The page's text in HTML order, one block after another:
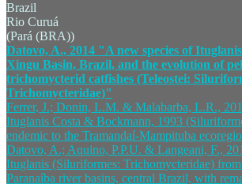
Brazil
Rio Curuá
(Pará (BRA))
Datovo, A., 2014 "A new species of
Xingu Basin, Brazil, and the evolution of
trichomycterid catfishes (Teleostei:
Trichomycteridae)"
Ferrer, J.; Donin, L.M. & Malabarba, L.R.,
Ituglanis Costa & Bockmann, 1993
endemic to the Tramandaí-Mampituba
Datovo, A.; Aquino, P.P.U. & Langeani, F.,
Ituglanis (Siluriformes: Trichomycteridae)
Paranaíba river basins, central Brazil, with